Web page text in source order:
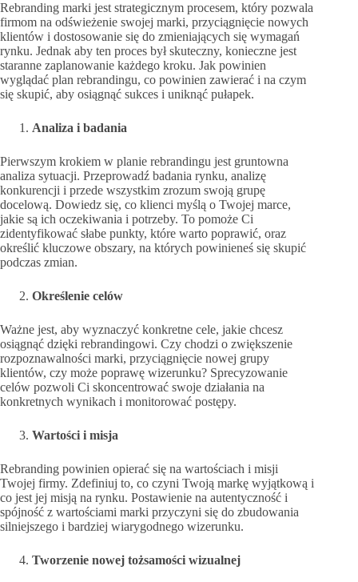
Rebranding marki jest strategicznym procesem, który pozwala
firmom na odświeżenie swojej marki, przyciągnięcie nowych
klientów i dostosowanie się do zmieniających się wymagań
rynku. Jednak aby ten proces był skuteczny, konieczne jest
staranne zaplanowanie każdego kroku. Jak powinien
wyglądać plan rebrandingu, co powinien zawierać i na czym
się skupić, aby osiągnąć sukces i uniknąć pułapek.
Analiza i badania
Pierwszym krokiem w planie rebrandingu jest gruntowna
analiza sytuacji. Przeprowadź badania rynku, analizę
konkurencji i przede wszystkim zrozum swoją grupę
docelową. Dowiedz się, co klienci myślą o Twojej marce,
jakie są ich oczekiwania i potrzeby. To pomoże Ci
zidentyfikować słabe punkty, które warto poprawić, oraz
określić kluczowe obszary, na których powinieneś się skupić
podczas zmian.
Określenie celów
Ważne jest, aby wyznaczyć konkretne cele, jakie chcesz
osiągnąć dzięki rebrandingowi. Czy chodzi o zwiększenie
rozpoznawalności marki, przyciągnięcie nowej grupy
klientów, czy może poprawę wizerunku? Sprecyzowanie
celów pozwoli Ci skoncentrować swoje działania na
konkretnych wynikach i monitorować postępy.
Wartości i misja
Rebranding powinien opierać się na wartościach i misji
Twojej firmy. Zdefiniuj to, co czyni Twoją markę wyjątkową i
co jest jej misją na rynku. Postawienie na autentyczność i
spójność z wartościami marki przyczyni się do zbudowania
silniejszego i bardziej wiarygodnego wizerunku.
Tworzenie nowej tożsamości wizualnej